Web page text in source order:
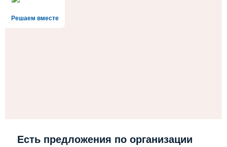
Решаем вместе
Есть предложения по организации